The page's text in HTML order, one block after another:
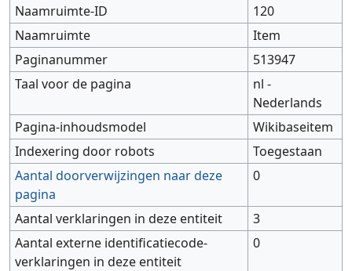
Naamruimte-ID
120
Naamruimte
Item
Paginanummer
513947
Taal voor de pagina
nl -
Nederlands
Pagina-inhoudsmodel
Wikibaseitem
Indexering door robots
Toegestaan
Aantal doorverwijzingen naar deze
pagina
0
Aantal verklaringen in deze entiteit
3
Aantal externe identificatiecode-
verklaringen in deze entiteit
0